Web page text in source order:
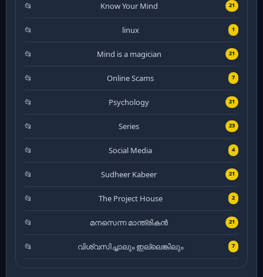
Know Your Mind 21
linux 1
Mind is a magician 21
Online Scams 7
Psychology 21
Series 23
Social Media 4
Sudheer Kabeer 21
The Project House 2
മനസെന്ന മാന്ത്രികൻ 21
വിശ്വസിച്ചാലും ഇല്ലെങ്കിലും 7